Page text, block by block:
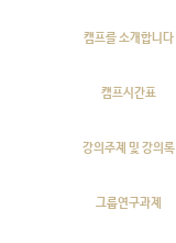
캠프를 소개합니다
캠프시간표
강의주제 및 강의록
그룹연구과제